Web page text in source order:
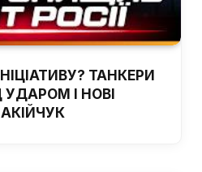
ТАНКЕРИ
УДАРОМ І НОВІ